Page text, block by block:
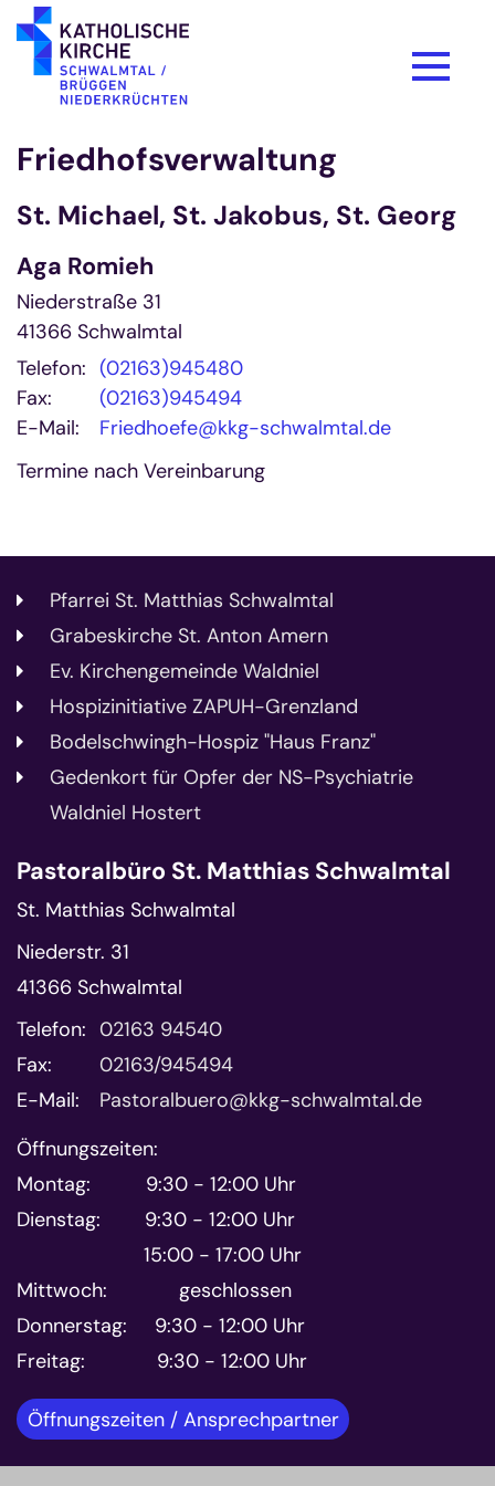
Zum Inhalt springen
Friedhofsverwaltung
St. Michael, St. Jakobus, St. Georg
Aga Romieh
Niederstraße 31
41366 Schwalmtal
Telefon: (02163)945480
Fax:
(02163)945494
E-Mail:
Friedhoefe@kkg-schwalmtal.de
Termine nach Vereinbarung
Pfarrei St. Matthias Schwalmtal
Grabeskirche St. Anton Amern
Ev. Kirchengemeinde Waldniel
Hospizinitiative ZAPUH-Grenzland
Bodelschwingh-Hospiz "Haus Franz"
Gedenkort für Opfer der NS-Psychiatrie
Waldniel Hostert
Pastoralbüro St. Matthias Schwalmtal
St. Matthias Schwalmtal
Niederstr. 31
41366 Schwalmtal
Telefon: 02163 94540
Fax:
02163/945494
E-Mail:
Pastoralbuero@kkg-schwalmtal.de
Öffnungszeiten:
Montag: 9:30 - 12:00 Uhr
Dienstag: 9:30 - 12:00 Uhr
15:00 - 17:00 Uhr
Mittwoch: geschlossen
Donnerstag: 9:30 - 12:00 Uhr
Freitag: 9:30 - 12:00 Uhr
Öffnungszeiten / Ansprechpartner